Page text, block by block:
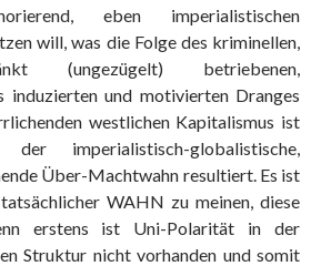
eben imperialistischen
will, was die Folge des kriminellen,
(ungezügelt) betriebenen,
induzierten und motivierten Dranges
westlichen Kapitalismus ist
imperialistisch-globalistische,
Über-Machtwahn resultiert. Es ist
WAHN zu meinen, diese
erstens ist Uni-Polarität in der
Struktur nicht vorhanden und somit